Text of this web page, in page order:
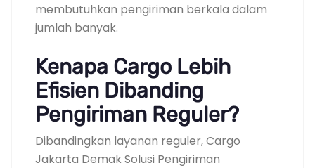
membutuhkan pengiriman berkala dalam
jumlah banyak.
Kenapa Cargo Lebih
Efisien Dibanding
Pengiriman Reguler?
Dibandingkan layanan reguler, Cargo
Jakarta Demak Solusi Pengiriman